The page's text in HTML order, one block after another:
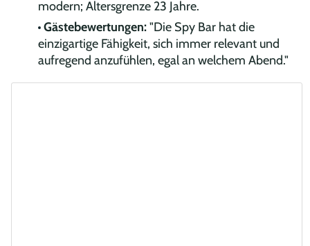
modern; Altersgrenze 23 Jahre.
Gästebewertungen:"Die Spy Bar hat die
einzigartige Fähigkeit, sich immer relevant und
aufregend anzufühlen, egal an welchem Abend."